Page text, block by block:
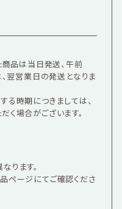
品は当日発送、午前
翌営業日の発送となりま
る時期につきましては、
く場合がございます。
ります。
ページにてご確認くださ